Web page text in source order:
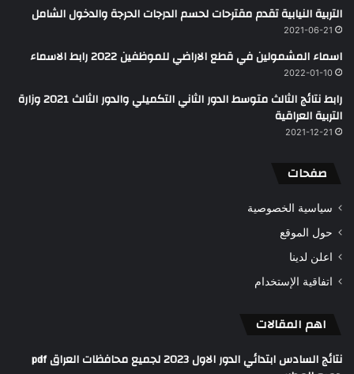
التربية النيابية تقدم مقترحات لحسم الدرجات الحرجة والدخول الشامل
2021-06-21
اسماء المشمولين في قطع الاراضي للموظفين 2022 رابط الاسماء
2022-01-10
رابط نتائج الثالث متوسط الدور الثاني التكميلي والدور الثالث 2021 وزارة
التربية العراقية
2021-12-21
صفحات
سياسية الخصوصية
حول الموقع
اعلن لدينا
اتفاقية الإستخدام
اهم المقالات
نتائج السادس ابتدائي الدور الاول 2023 لجميع محافظات العراق pdf